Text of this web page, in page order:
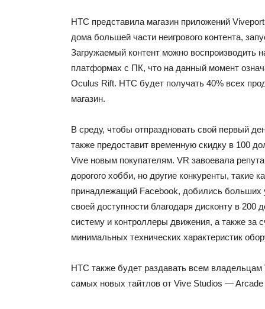
HTC представила магазин приложений
дома большей части неигрового контента,
Загружаемый контент можно воспроизводить
платформах с ПК, что на данный момент
Oculus Rift. HTC будет получать 40% всех
магазин.
В среду, чтобы отпраздновать свой первый
также предоставит временную скидку в 100
Vive новым покупателям. VR завоевала
дорогого хобби, но другие конкуренты, такие
принадлежащий Facebook, добились больших
своей доступности благодаря дисконту в
систему и контроллеры движения, а также за
минимальных технических характеристик
HTC также будет раздавать всем владельцам
самых новых тайтлов от Vive Studios — Arcade